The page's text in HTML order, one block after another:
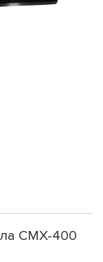
CMX-400